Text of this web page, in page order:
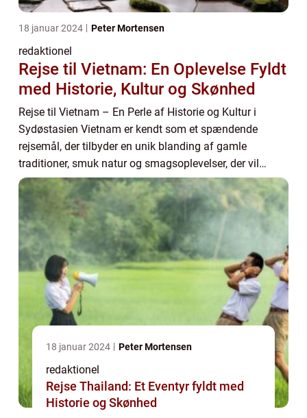
18 januar 2024 Peter Mortensen
redaktionel
Rejse til Vietnam: En Oplevelse Fyldt
med Historie, Kultur og Skønhed
Rejse til Vietnam – En Perle af Historie og Kultur i
Sydøstasien Vietnam er kendt som et spændende
rejsemål, der tilbyder en unik blanding af gamle
traditioner, smuk natur og smagsoplevelser, der vil
efterlade dig fortryllet. Fra de travle gade...
18 januar 2024 Peter Mortensen
redaktionel
Rejse Thailand: Et Eventyr fyldt med
Historie og Skønhed